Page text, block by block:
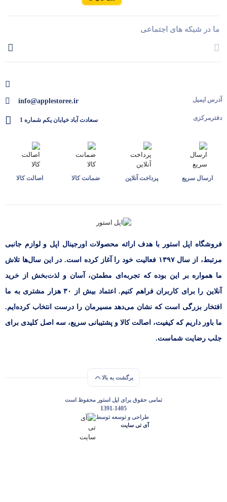
ما در شبکه های اجتماعی
آدرس ایمیل
دفترمرکزی
info@applestoree.ir
سعادت آباد خیابان یکم شماره 1
ارسال سریع پرداخت آنلاین ضمانت کالا اصالت کالا
فروشگاه اپل استور با هدف ارائه‌ محصولات اورجینال اپل و لوازم جانبی
مرتبط، از سال ۱۳۹۷ فعالیت خود را آغاز کرده است. در این سال‌ها تلاش
ما همواره بر این بوده که تجربه‌ای مطمئن، آسان و لذت‌بخش از خرید
آنلاین را برای کاربران فراهم کنیم. اعتماد بیش از ۳۰ هزار مشتری به ما
افتخار بزرگی است که نشان می‌دهد مسیرمان را درست انتخاب کرده‌ایم.
ما باور داریم که کیفیت، اصالت کالا و پشتیبانی سریع، سه اصل کلیدی برای
جلب رضایت شماست.
برگشت به بالا
تمامی حقوق برای اپل استور محفوظ است
1391-1405
طراحی و توسعه توسط
آی تی سایت